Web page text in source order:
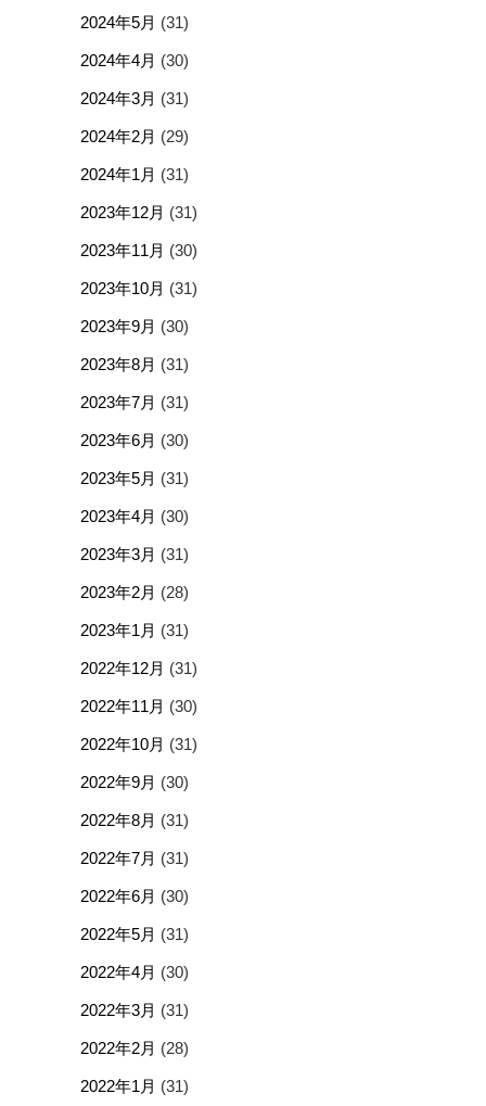
2024年5月 (31)
2024年4月 (30)
2024年3月 (31)
2024年2月 (29)
2024年1月 (31)
2023年12月 (31)
2023年11月 (30)
2023年10月 (31)
2023年9月 (30)
2023年8月 (31)
2023年7月 (31)
2023年6月 (30)
2023年5月 (31)
2023年4月 (30)
2023年3月 (31)
2023年2月 (28)
2023年1月 (31)
2022年12月 (31)
2022年11月 (30)
2022年10月 (31)
2022年9月 (30)
2022年8月 (31)
2022年7月 (31)
2022年6月 (30)
2022年5月 (31)
2022年4月 (30)
2022年3月 (31)
2022年2月 (28)
2022年1月 (31)